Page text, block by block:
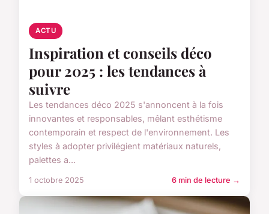
ACTU
Inspiration et conseils déco
pour 2025 : les tendances à
suivre
Les tendances déco 2025 s'annoncent à la fois
innovantes et responsables, mêlant esthétisme
contemporain et respect de l'environnement. Les
styles à adopter privilégient matériaux naturels,
palettes a...
1 octobre 2025 6 min de lecture →